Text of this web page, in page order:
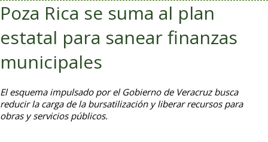
Poza Rica se suma al plan
estatal para sanear finanzas
municipales
El esquema impulsado por el Gobierno de Veracruz busca
reducir la carga de la bursatilización y liberar recursos para
obras y servicios públicos.